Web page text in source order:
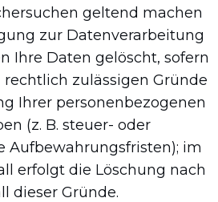
geltend machen
zur Datenverarbeitung
Ihre Daten gelöscht, sofern
zulässigen Gründe
Ihrer personenbezogenen
(z. B. steuer- oder
Aufbewahrungsfristen); im
erfolgt die Löschung nach
dieser Gründe.